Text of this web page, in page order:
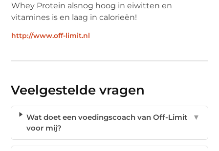
Whey Protein alsnog hoog in eiwitten en
vitamines is en laag in calorieën!
http://www.off-limit.nl
Veelgestelde vragen
Wat doet een voedingscoach van Off-Limit
voor mij?
▼